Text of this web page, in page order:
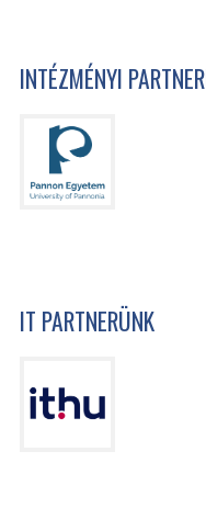
INTÉZMÉNYI
IT PARTNERÜNK